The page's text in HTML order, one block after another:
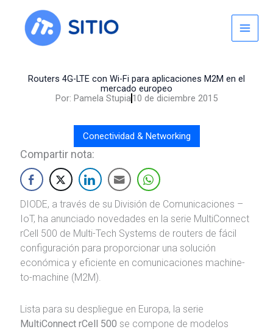
content
Routers 4G-LTE con Wi-Fi para aplicaciones M2M en el
mercado europeo
Por: Pamela Stupia10 de diciembre 2015
Conectividad & Networking
Compartir nota:
DIODE, a través de su División de Comunicaciones –
IoT, ha anunciado novedades en la serie MultiConnect
rCell 500 de Multi-Tech Systems de routers de fácil
configuración para proporcionar una solución
económica y eficiente en comunicaciones machine-
to-machine (M2M).
Lista para su despliegue en Europa, la serie
MultiConnect rCell 500 se compone de modelos